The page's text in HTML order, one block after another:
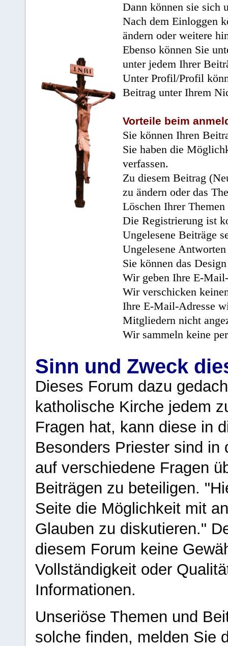
Dann können sie sich
Nach dem Einloggen
ändern oder weitere
Ebenso können Sie
unter jedem Ihrer
Unter Profil/Profil
Beitrag unter Ihrem
Vorteile beim
Sie können Ihren
Sie haben die
verfassen.
Zu diesem Beitrag
zu ändern oder das
Löschen Ihrer
Die Registrierung ist
Ungelesene Beiträge
Ungelesene
Sie können das
Wir geben Ihre E-
Wir verschicken
Ihre E-Mail-Adresse
Mitgliedern nicht
Wir sammeln keine
Sinn und Zweck
Dieses Forum dazu
katholische Kirche jedem
Fragen hat, kann diese in
Besonders Priester sind in
auf verschiedene Fragen
Beiträgen zu beteiligen.
Seite die Möglichkeit mit
Glauben zu diskutieren."
diesem Forum keine
Vollständigkeit oder
Informationen.
Unseriöse Themen und
solche finden, melden Sie